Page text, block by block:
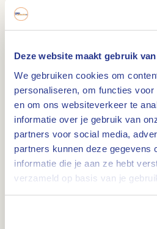
Deze website maakt gebruik
We gebruiken cookies om
personaliseren, om functies
en om ons websiteverkeer te
informatie over je gebruik van
partners voor social media,
partners kunnen deze gegevens
informatie die je aan ze hebt
verzameld op basis van je
ook plaats aan lokale en
De Muntpassage in Weert
de auto, fiets en openbaar
(ook op koopzondagen) en
Weert gratis * worden
parkeerterreinen, langs
parkeerdekken!
die uitgerust zijn met een